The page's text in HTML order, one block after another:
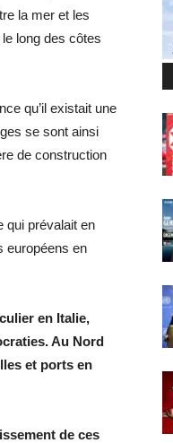
la mer et les
long des côtes
qu’il existait une
se sont ainsi
de construction
qui prévalait en
européens en
en Italie,
Au Nord
et ports en
de ces